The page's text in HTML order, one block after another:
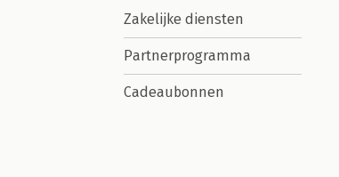
Zakelijke diensten
Partnerprogramma
Cadeaubonnen